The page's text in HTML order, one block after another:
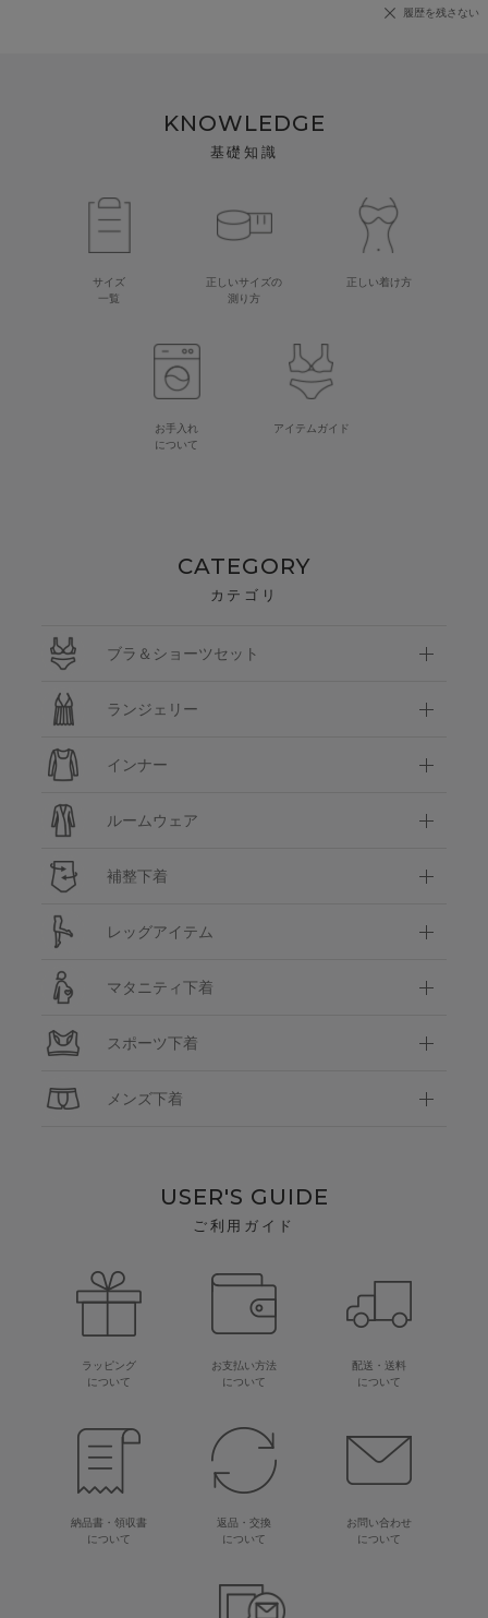
履歴を残さない
KNOWLEDGE
基礎知識
サイズ
一覧
正しいサイズの
測り方
正しい着け方
お手入れ
について
アイテムガイド
CATEGORY
カテゴリ
ブラ＆ショーツセット
ランジェリー
インナー
ルームウェア
補整下着
レッグアイテム
マタニティ下着
スポーツ下着
メンズ下着
USER'S GUIDE
ご利用ガイド
ラッピング
について
お支払い方法
について
配送・送料
について
納品書・領収書
について
返品・交換
について
お問い合わせ
について